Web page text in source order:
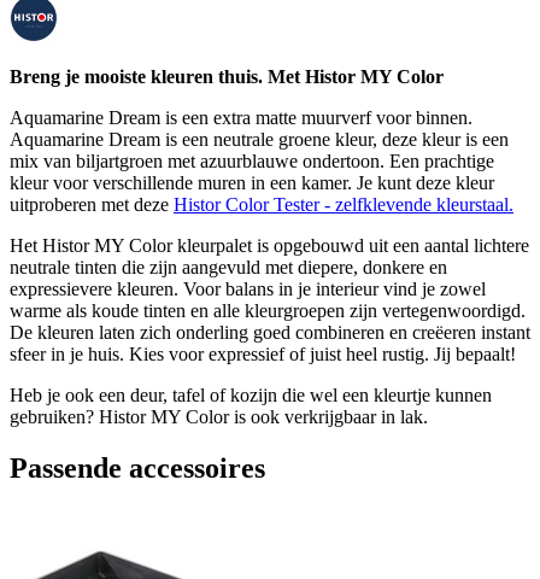
Breng je mooiste kleuren thuis. Met Histor MY Color
Aquamarine Dream is een extra matte muurverf voor binnen.
Aquamarine Dream is een neutrale groene kleur, deze kleur is een
mix van biljartgroen met azuurblauwe ondertoon. Een prachtige
kleur voor verschillende muren in een kamer. Je kunt deze kleur
uitproberen met deze Histor Color Tester - zelfklevende kleurstaal.
Het Histor MY Color kleurpalet is opgebouwd uit een aantal lichtere
neutrale tinten die zijn aangevuld met diepere, donkere en
expressievere kleuren. Voor balans in je interieur vind je zowel
warme als koude tinten en alle kleurgroepen zijn vertegenwoordigd.
De kleuren laten zich onderling goed combineren en creëeren instant
sfeer in je huis. Kies voor expressief of juist heel rustig. Jij bepaalt!
Heb je ook een deur, tafel of kozijn die wel een kleurtje kunnen
gebruiken? Histor MY Color is ook verkrijgbaar in lak.
Passende accessoires